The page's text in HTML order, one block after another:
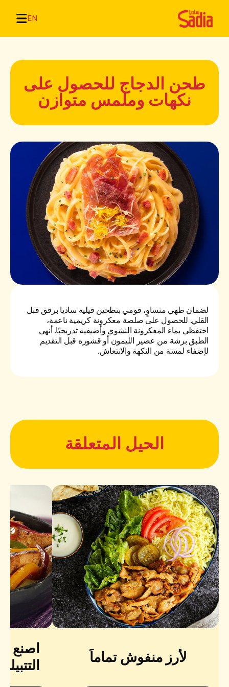
EN
طحن الدجاج للحصول على
نكهات وملمس متوازن
لضمان طهي متساوٍ، قومي بتطحين فيليه ساديا برفق قبل
القلي. للحصول على صلصة معكرونة كريمية ناعمة،
احتفظي بماء المعكرونة النشوي وأضيفيه تدريجيًا. أنهي
الطبق برشة من عصير الليمون أو قشوره قبل التقديم
لإضفاء لمسة من النكهة والانتعاش.
الحيل المتعلقة
لأرز منفوش تماماً
اصنع
التتبيلة